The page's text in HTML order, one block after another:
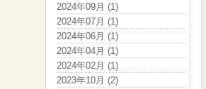
2024年09月 (1)
2024年07月 (1)
2024年06月 (1)
2024年04月 (1)
2024年02月 (1)
2023年10月 (2)